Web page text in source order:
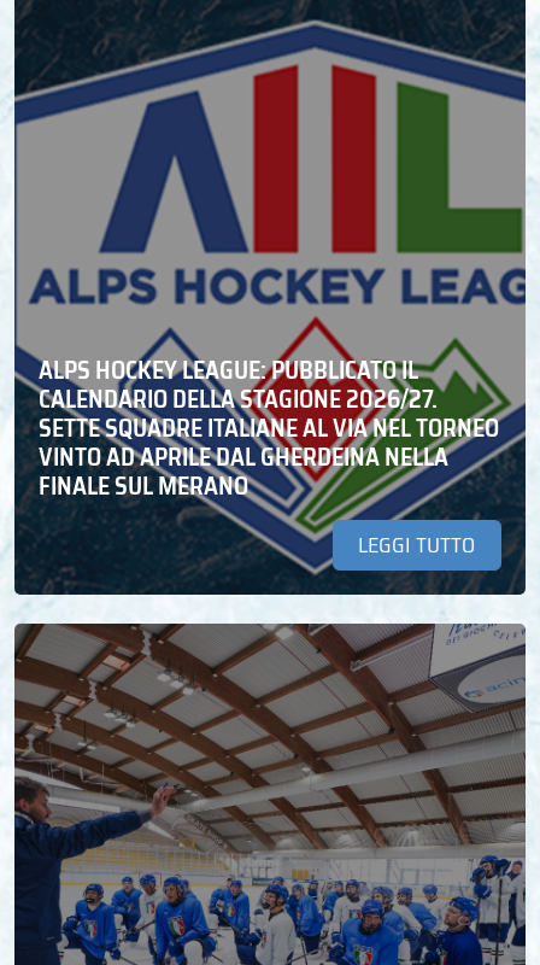
ALPS HOCKEY LEAGUE: PUBBLICATO IL
CALENDARIO DELLA STAGIONE 2026/27.
SETTE SQUADRE ITALIANE AL VIA NEL TORNEO
VINTO AD APRILE DAL GHERDEINA NELLA
FINALE SUL MERANO
LEGGI TUTTO